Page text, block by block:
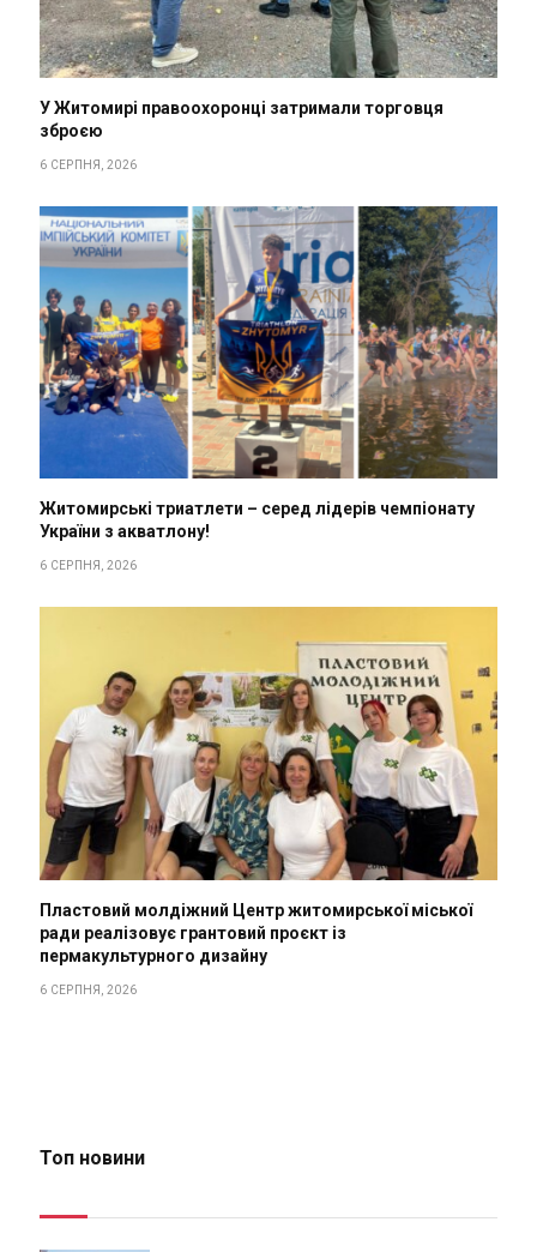
У Житомирі правоохоронці затримали торговця
зброєю
6 СЕРПНЯ, 2026
Житомирські триатлети – серед лідерів чемпіонату
України з акватлону!
6 СЕРПНЯ, 2026
Пластовий молдіжний Центр житомирської міської
ради реалізовує грантовий проєкт із
пермакультурного дизайну
6 СЕРПНЯ, 2026
Топ новини